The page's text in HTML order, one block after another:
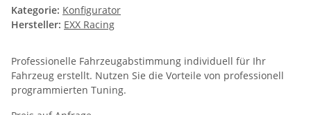
Kategorie: Konfigurator
Hersteller: EXX Racing
Professionelle Fahrzeugabstimmung individuell für Ihr
Fahrzeug erstellt. Nutzen Sie die Vorteile von professionell
programmierten Tuning.